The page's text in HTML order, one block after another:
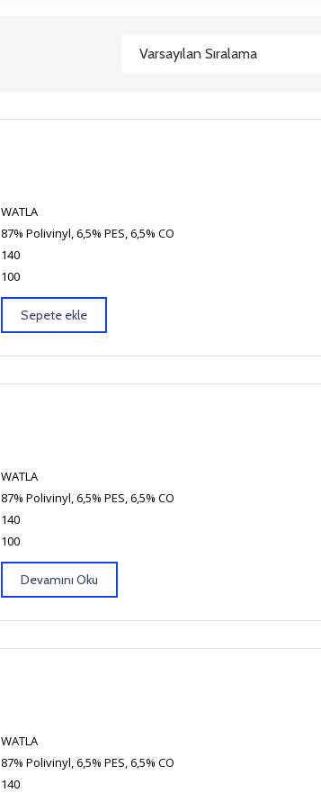
WATLA
87% Polivinyl, 6,5% PES, 6,5% CO
140
100
Sepete ekle
WATLA
87% Polivinyl, 6,5% PES, 6,5% CO
140
100
Devamını Oku
WATLA
87% Polivinyl, 6,5% PES, 6,5% CO
140